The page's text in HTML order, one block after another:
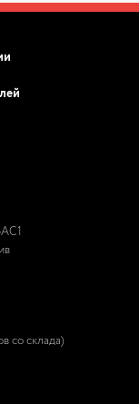
со склада)